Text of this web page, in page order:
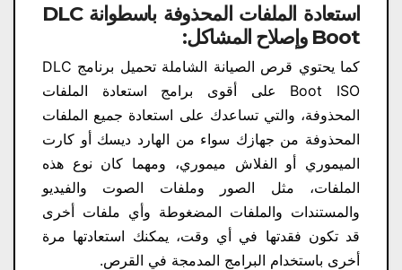
استعادة الملفات المحذوفة باسطوانة DLC
Boot وإصلاح المشاكل:
كما يحتوي قرص الصيانة الشاملة تحميل برنامج DLC
Boot ISO على أقوى برامج استعادة الملفات
المحذوفة، والتي تساعدك على استعادة جميع الملفات
المحذوفة من جهازك سواء من الهارد ديسك أو كارت
الميموري أو الفلاش ميموري، ومهما كان نوع هذه
الملفات، مثل الصور وملفات الصوت والفيديو
والمستندات والملفات المضغوطة وأي ملفات أخرى
قد تكون فقدتها في أي وقت، يمكنك استعادتها مرة
أخرى باستخدام البرامج المدمجة في القرص.